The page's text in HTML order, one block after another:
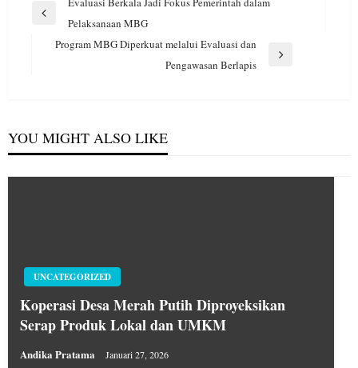
PreviousPelaksanaan MBG
Program MBG Diperkuat melalui Evaluasi dan
Pengawasan Berlapis
YOU MIGHT ALSO LIKE
UNCATEGORIZED
Koperasi Desa Merah Putih Diproyeksikan
Serap Produk Lokal dan UMKM
Andika Pratama Januari 27, 2026